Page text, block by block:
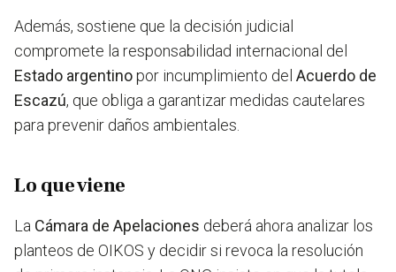
Además, sostiene que la decisión judicial
compromete la responsabilidad internacional del
Estado argentinopor incumplimiento del Acuerdo de
Escazú, que obliga a garantizar medidas cautelares
para prevenir daños ambientales.
Lo que viene
La Cámara de Apelaciones deberá ahora analizar los
planteos de OIKOS y decidir si revoca la resolución